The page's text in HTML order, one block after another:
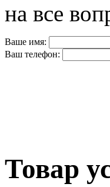
на все
Ваше имя:
Ваш телефон:
Товар